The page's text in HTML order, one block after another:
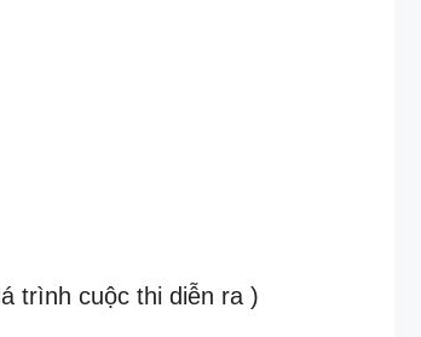
trình cuộc thi diễn ra )